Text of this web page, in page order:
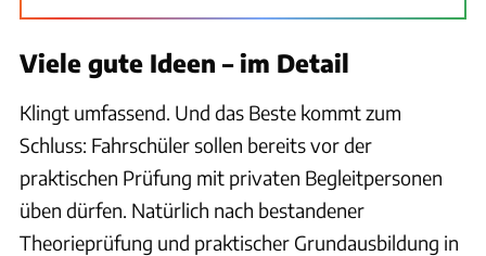
Viele gute Ideen – im Detail
Klingt umfassend. Und das Beste kommt zum
Schluss: Fahrschüler sollen bereits vor der
praktischen Prüfung mit privaten Begleitpersonen
üben dürfen. Natürlich nach bestandener
Theorieprüfung und praktischer Grundausbildung in